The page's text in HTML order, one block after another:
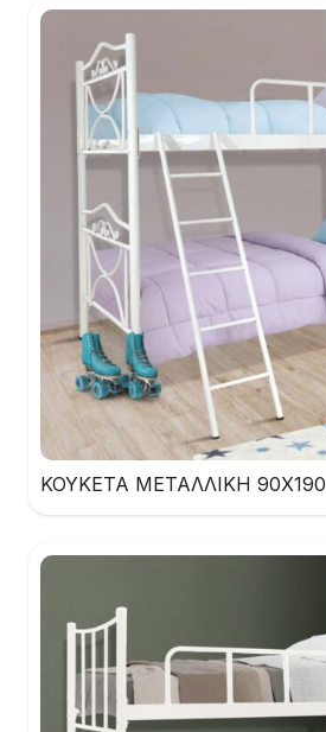
ΚΟΥΚΕΤΑ ΜΕΤΑΛΛΙΚΗ 90Χ190